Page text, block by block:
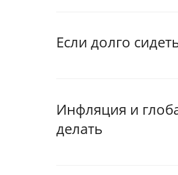
Если долго
Инфляция и
делать